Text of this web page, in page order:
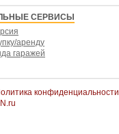
СЕРВИСЫ
аренду
гаражей
конфиденциальности